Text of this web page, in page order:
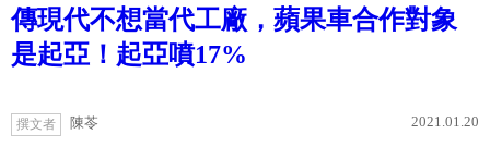
傳現代不想當代工廠，蘋果車合作對象
是起亞！起亞噴17%
撰文者 陳苓 2021.01.20